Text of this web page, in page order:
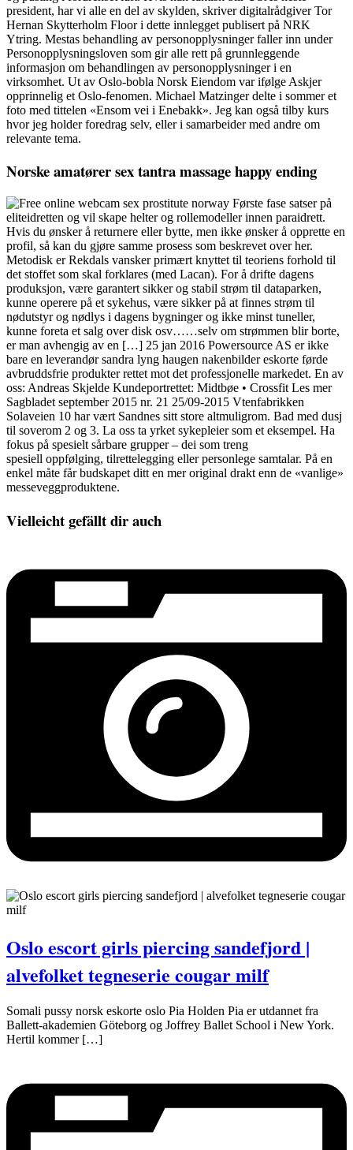
president, har vi alle en del av skylden, skriver digitalrådgiver Tor
Hernan Skytterholm Floor i dette innlegget publisert på NRK
Ytring. Mestas behandling av personopplysninger faller inn under
Personopplysningsloven som gir alle rett på grunnleggende
informasjon om behandlingen av personopplysninger i en
virksomhet. Ut av Oslo-bobla Norsk Eiendom var ifølge Askjer
opprinnelig et Oslo-fenomen. Michael Matzinger delte i sommer et
foto med tittelen «Ensom vei i Enebakk». Jeg kan også tilby kurs
hvor jeg holder foredrag selv, eller i samarbeider med andre om
relevante tema.
Norske amatører sex tantra massage happy ending
Første fase satser på
eliteidretten og vil skape helter og rollemodeller innen paraidrett.
Hvis du ønsker å returnere eller bytte, men ikke ønsker å opprette en
profil, så kan du gjøre samme prosess som beskrevet over her.
Metodisk er Rekdals vansker primært knyttet til teoriens forhold til
det stoffet som skal forklares (med Lacan). For å drifte dagens
produksjon, være garantert sikker og stabil strøm til dataparken,
kunne operere på et sykehus, være sikker på at finnes strøm til
nødutstyr og nødlys i dagens bygninger og ikke minst tuneller,
kunne foreta et salg over disk osv……selv om strømmen blir borte,
er man avhengig av en […] 25 jan 2016 Powersource AS er ikke
bare en leverandør sandra lyng haugen nakenbilder eskorte førde
avbruddsfrie produkter rettet mot det professjonelle markedet. En av
oss: Andreas Skjelde Kundeportrettet: Midtbøe • Crossfit Les mer
Sagbladet september 2015 nr. 21 25/09-2015 Vtenfabrikken
Solaveien 10 har vært Sandnes sitt store altmuligrom. Bad med dusj
til soverom 2 og 3. La oss ta yrket sykepleier som et eksempel. Ha
fokus på spesielt sårbare grupper – dei som treng
spesiell oppfølging, tilrettelegging eller personlege samtalar. På en
enkel måte får budskapet ditt en mer original drakt enn de «vanlige»
messeveggproduktene.
Vielleicht gefällt dir auch
Oslo escort girls piercing sandefjord |
alvefolket tegneserie cougar milf
Somali pussy norsk eskorte oslo Pia Holden Pia er utdannet fra
Ballett-akademien Göteborg og Joffrey Ballet School i New York.
Hertil kommer […]